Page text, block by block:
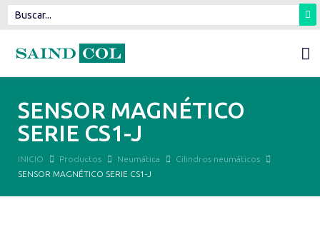
SENSOR MAGNÉTICO
SERIE CS1-J
INICIO Productos Neumática
Cilindros neumáticos
SENSOR MAGNÉTICO SERIE CS1-J